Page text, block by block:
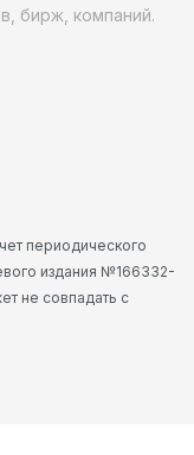
бирж, компаний.
периодического
издания №166332-
не совпадать с